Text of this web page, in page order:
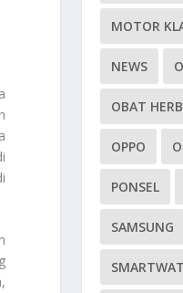
MOTOR
NEWS
OBAT
OPPO
PONSEL
SAMSUNG